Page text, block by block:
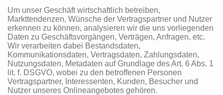
Um unser Geschäft wirtschaftlich betreiben,
Markttendenzen, Wünsche der Vertragspartner und Nutzer
erkennen zu können, analysieren wir die uns vorliegenden
Daten zu Geschäftsvorgängen, Verträgen, Anfragen, etc.
Wir verarbeiten dabei Bestandsdaten,
Kommunikationsdaten, Vertragsdaten, Zahlungsdaten,
Nutzungsdaten, Metadaten auf Grundlage des Art. 6 Abs. 1
lit. f. DSGVO, wobei zu den betroffenen Personen
Vertragspartner, Interessenten, Kunden, Besucher und
Nutzer unseres Onlineangebotes gehören.